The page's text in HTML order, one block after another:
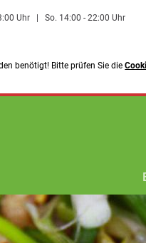
Uhr
So. 14:00 - 22:00 Uhr
benötigt! Bitte prüfen Sie die